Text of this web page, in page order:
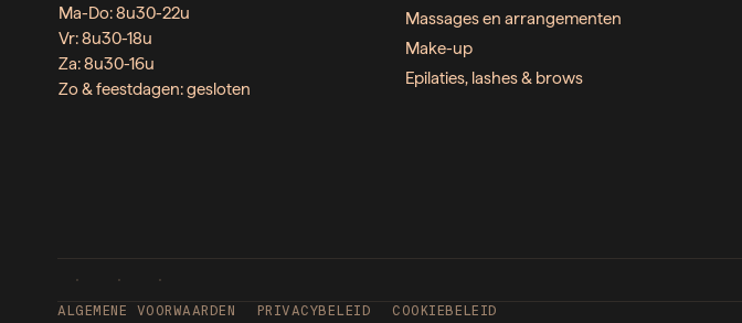
Ma-Do: 8u30-22u
Vr: 8u30-18u
Za: 8u30-16u
Zo & feestdagen: gesloten
Massages en arrangementen
Make-up
Epilaties, lashes & brows
ALGEMENE VOORWAARDEN PRIVACYBELEID COOKIEBELEID